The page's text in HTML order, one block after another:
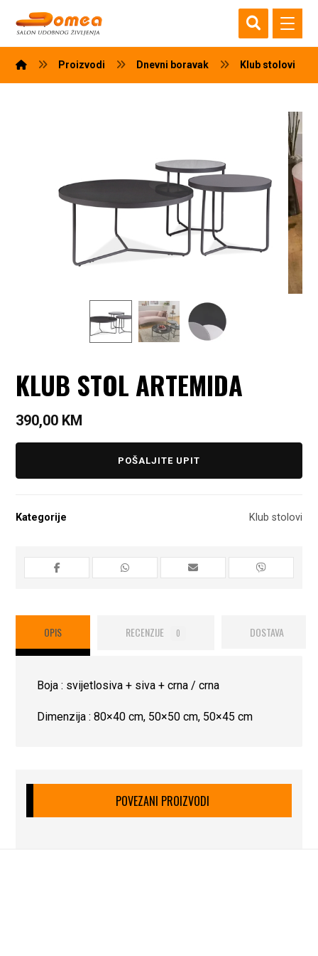
Proizvodi Dnevni boravak Klub stolovi
KLUB STOL ARTEMIDA
390,00 KM
POŠALJITE UPIT
Kategorije Klub stolovi
OPIS RECENZIJE 0 DOSTAVA
Boja : svijetlosiva + siva + crna / crna
Dimenzija : 80×40 cm, 50×50 cm, 50×45 cm
POVEZANI PROIZVODI